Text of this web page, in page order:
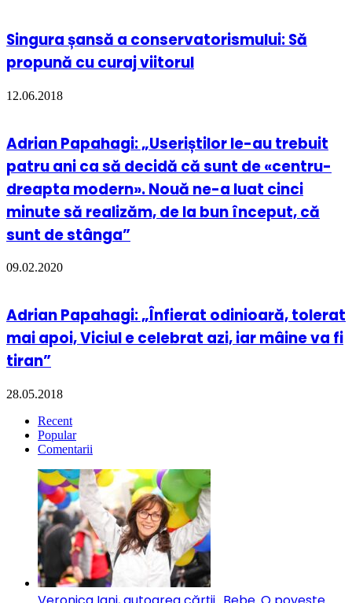
Singura șansă a conservatorismului: Să
propună cu curaj viitorul
12.06.2018
Adrian Papahagi: „Useriștilor le-au trebuit
patru ani ca să decidă că sunt de «centru-
dreapta modern». Nouă ne-a luat cinci
minute să realizăm, de la bun început, că
sunt de stânga”
09.02.2020
Adrian Papahagi: „Înfierat odinioară, tolerat
mai apoi, Viciul e celebrat azi, iar mâine va fi
tiran”
28.05.2018
Recent
Popular
Comentarii